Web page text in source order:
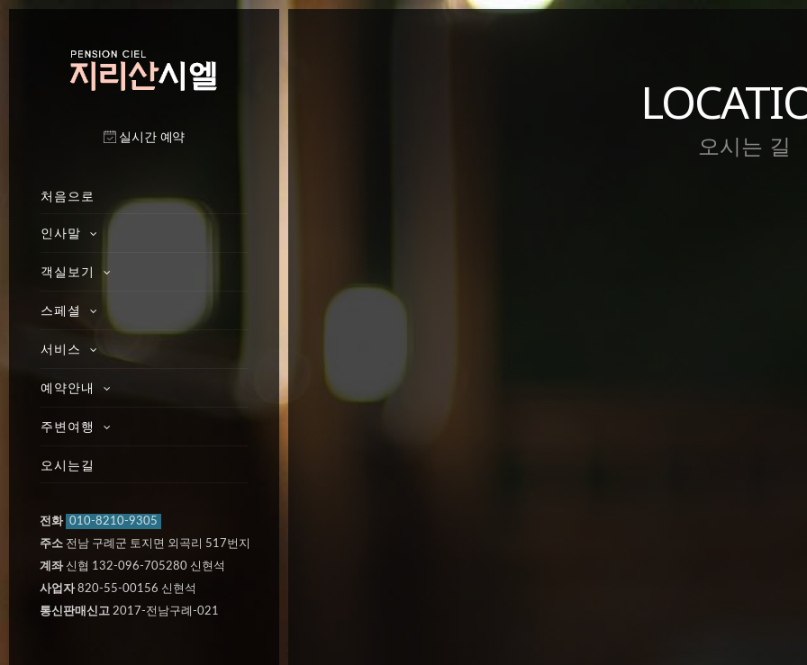
실시간 예약
처음으로
인사말
객실보기
스페셜
서비스
예약안내
주변여행
오시는길
전화 010-8210-9305
주소 전남 구례군 토지면 외곡리 517번지
계좌신협 132-096-705280 신현석
사업자820-55-00156 신현석
통신판매신고 2017-전남구례-021
오시는 길